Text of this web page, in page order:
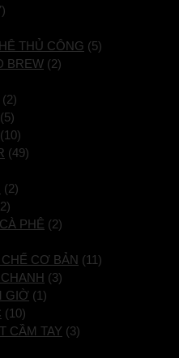
THỦ CÔNG (5)
BREW (2)
(2)
(5)
(10)
(49)
(2)
PHÊ (2)
CƠ BẢN (11)
(3)
GIỜ (1)
(10)
CẦM TAY (3)